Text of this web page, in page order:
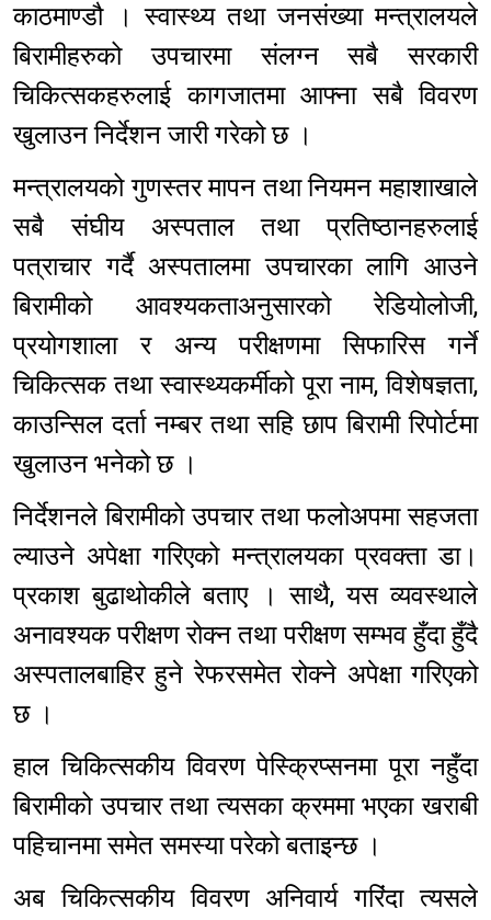
काठमाण्डौ । स्वास्थ्य तथा जनसंख्या मन्त्रालयले
बिरामीहरुको उपचारमा संलग्न सबै सरकारी
चिकित्सकहरुलाई कागजातमा आफ्ना सबै विवरण
खुलाउन निर्देशन जारी गरेको छ ।
मन्त्रालयको गुणस्तर मापन तथा नियमन महाशाखाले
सबै संघीय अस्पताल तथा प्रतिष्ठानहरुलाई
पत्राचार गर्दै अस्पतालमा उपचारका लागि आउने
बिरामीको आवश्यकताअनुसारको रेडियोलोजी,
प्रयोगशाला र अन्य परीक्षणमा सिफारिस गर्ने
चिकित्सक तथा स्वास्थ्यकर्मीको पूरा नाम, विशेषज्ञता,
काउन्सिल दर्ता नम्बर तथा सहि छाप बिरामी रिपोर्टमा
खुलाउन भनेको छ ।
निर्देशनले बिरामीको उपचार तथा फलोअपमा सहजता
ल्याउने अपेक्षा गरिएको मन्त्रालयका प्रवक्ता डा।
प्रकाश बुढाथोकीले बताए । साथै, यस व्यवस्थाले
अनावश्यक परीक्षण रोक्न तथा परीक्षण सम्भव हुँदा हुँदै
अस्पतालबाहिर हुने रेफरसमेत रोक्ने अपेक्षा गरिएको
छ ।
हाल चिकित्सकीय विवरण पेस्क्रिप्सनमा पूरा नहुँदा
बिरामीको उपचार तथा त्यसका क्रममा भएका खराबी
पहिचानमा समेत समस्या परेको बताइन्छ ।
अब चिकित्सकीय विवरण अनिवार्य गरिंदा त्यसले